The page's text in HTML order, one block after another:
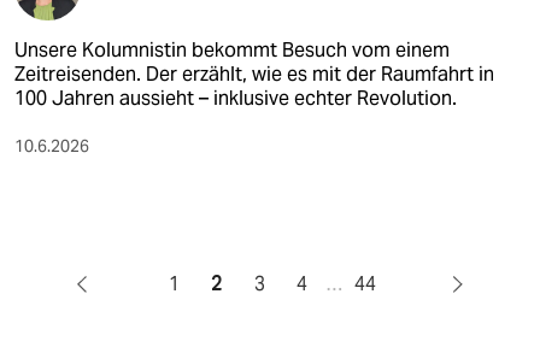
Unsere Kolumnistin bekommt Besuch vom einem
Zeitreisenden. Der erzählt, wie es mit der Raumfahrt in
100 Jahren aussieht – inklusive echter Revolution.
10.6.2026
1 2 3 4 … 44